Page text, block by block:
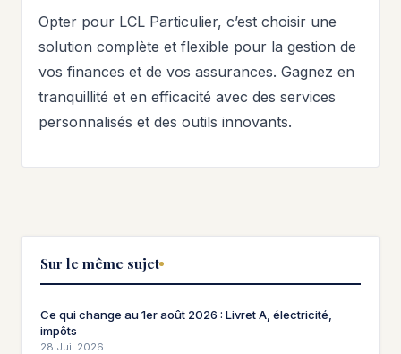
Opter pour LCL Particulier, c’est choisir une
solution complète et flexible pour la gestion de
vos finances et de vos assurances. Gagnez en
tranquillité et en efficacité avec des services
personnalisés et des outils innovants.
Sur le même sujet
Ce qui change au 1er août 2026 : Livret A, électricité,
impôts
28 Juil 2026